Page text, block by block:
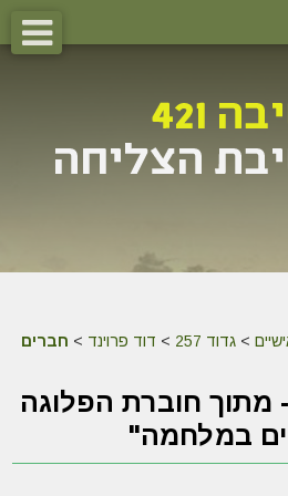
>גדוד 257 > דוד פרוינד > חברים
מתוך חוברת הפלוגה
במלחמה"